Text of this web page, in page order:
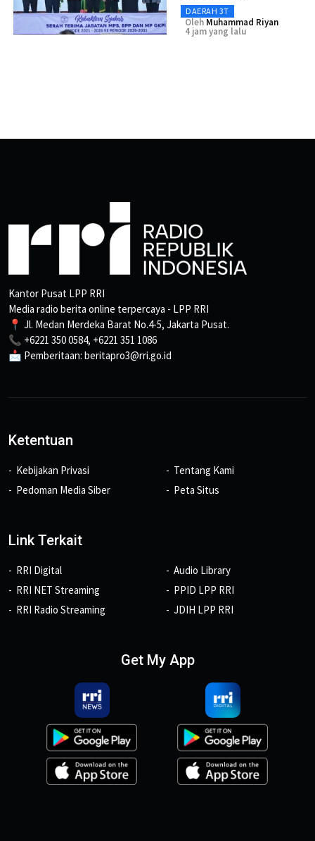
DAERAH 3T
Oleh Muhammad Riyan
4 jam yang lalu
Kantor Pusat LPP RRI
Media radio berita online terpercaya - LPP RRI
📍 Jl. Medan Merdeka Barat No.4-5, Jakarta Pusat.
📞 +6221 350 0584, +6221 351 1086
📩 Pemberitaan: beritapro3@rri.go.id
Ketentuan
Kebijakan Privasi
Pedoman Media Siber
Tentang Kami
Peta Situs
Link Terkait
RRI Digital
RRI NET Streaming
RRI Radio Streaming
Audio Library
PPID LPP RRI
JDIH LPP RRI
Get My App